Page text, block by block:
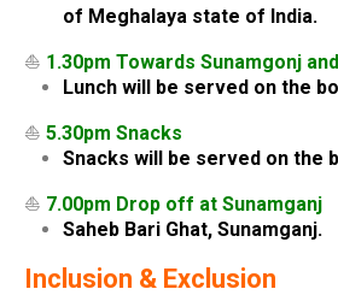
of Meghalaya state of India.
⛵ 1.30pm Towards Sunamgonj
Lunch will be served on the
⛵ 5.30pm Snacks
Snacks will be served on the
⛵ 7.00pm Drop off at Sunamganj
Saheb Bari Ghat, Sunamganj.
Inclusion & Exclusion